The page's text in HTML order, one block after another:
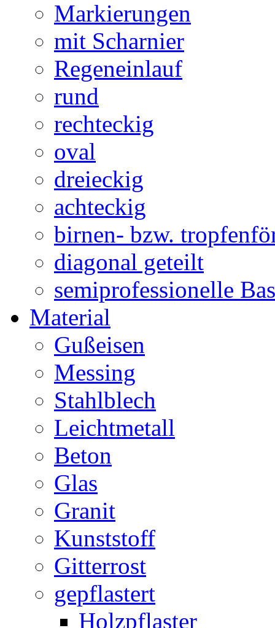
Markierungen
mit Scharnier
Regeneinlauf
rund
rechteckig
oval
dreieckig
achteckig
birnen- bzw.
diagonal geteilt
semiprofessionelle
Material
Gußeisen
Messing
Stahlblech
Leichtmetall
Beton
Glas
Granit
Kunststoff
Gitterrost
gepflastert
Holzpflaster